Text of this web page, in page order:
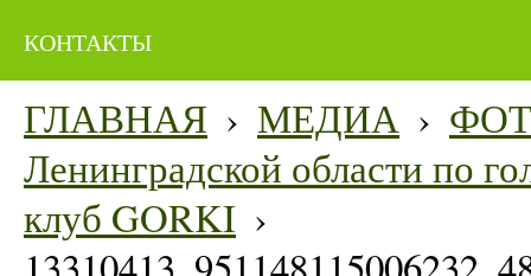
КОНТАКТЫ
ГЛАВНАЯ › МЕДИА ›
Ленинградской области по
клуб GORKI ›